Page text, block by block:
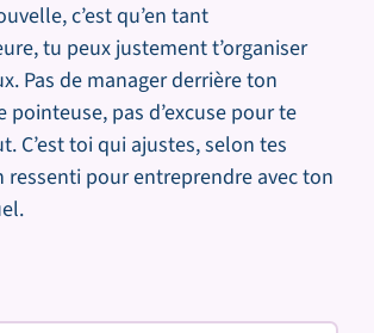
c’est qu’en tant
tu peux justement t’organiser
Pas de manager derrière ton
pointeuse, pas d’excuse pour te
C’est toi qui ajustes, selon tes
ressenti pour entreprendre avec ton